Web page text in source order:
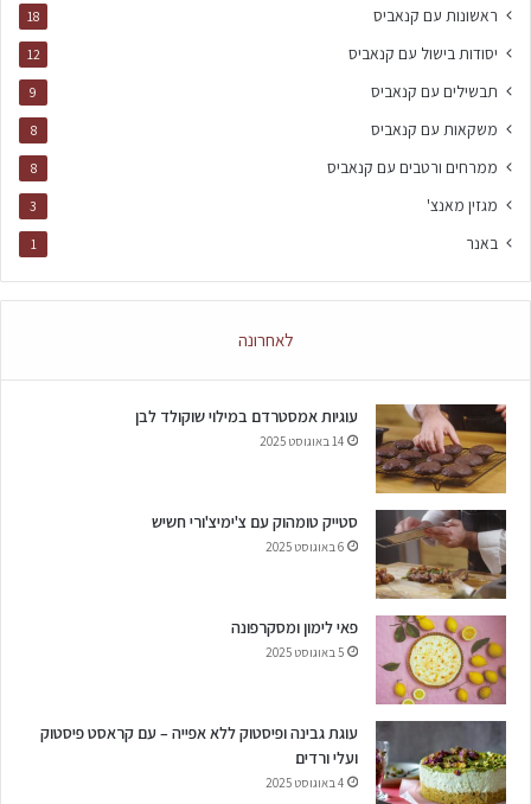
ראשונות עם קנאביס 18
יסודות בישול עם קנאביס 12
תבשילים עם קנאביס 9
משקאות עם קנאביס 8
ממרחים ורטבים עם קנאביס 8
מגזין מאנצ' 3
באנר 1
לאחרונה
עוגיות אמסטרדם במילוי שוקולד לבן
14 באוגוסט 2025
סטייק טומהוק עם צ'ימיצ'ורי חשיש
6 באוגוסט 2025
פאי לימון ומסקרפונה
5 באוגוסט 2025
עוגת גבינה ופיסטוק ללא אפייה – עם קראסט פיסטוק
ועלי ורדים
4 באוגוסט 2025